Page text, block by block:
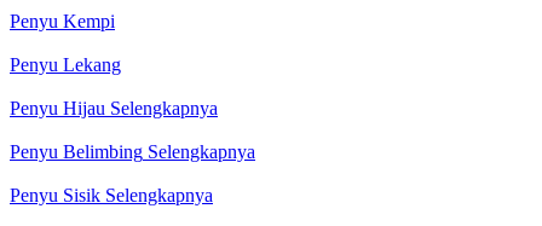
Penyu Kempi
Penyu Lekang
Penyu Hijau Selengkapnya
Penyu Belimbing Selengkapnya
Penyu Sisik Selengkapnya